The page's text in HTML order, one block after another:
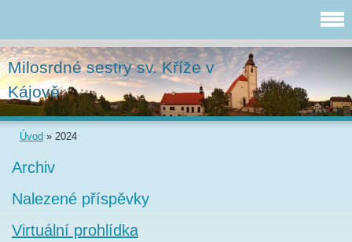
Milosrdné sestry sv. Kříže v
Kájově
Úvod » 2024
Archiv
Nalezené příspěvky
Virtuální prohlídka